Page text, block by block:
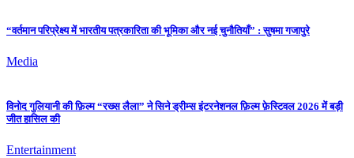
“वर्तमान परिप्रेक्ष्य में भारतीय पत्रकारिता की भूमिका और नई चुनौतियाँ” : सुषमा गजापुरे
Media
विनोद गुलियानी की फ़िल्म “रख्स लैला” ने सिने ड्रीम्स इंटरनेशनल फ़िल्म फ़ेस्टिवल 2026 में बड़ी
जीत हासिल की
Entertainment